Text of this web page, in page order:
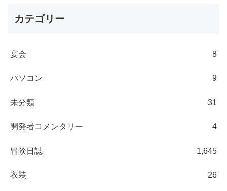
カテゴリー
宴会 8
パソコン 9
未分類 31
開発者コメンタリー 4
冒険日誌 1,645
衣装 26